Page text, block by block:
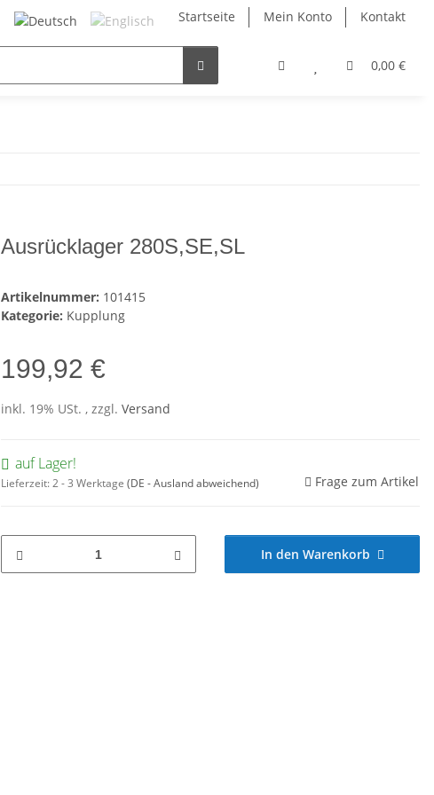
Startseite Mein Konto Kontakt
0,00 €
Ausrücklager 280S,SE,SL
Artikelnummer: 101415
Kategorie: Kupplung
199,92 €
inkl. 19% USt. , zzgl. Versand
auf Lager!
Lieferzeit:2 - 3 Werktage (DE - Ausland abweichend) Frage zum Artikel
In den Warenkorb